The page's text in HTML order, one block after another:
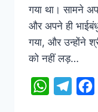
गया था। सामने
और अपने ही
गया, और उन्होंने
को नहीं लड़…
WhatsApp